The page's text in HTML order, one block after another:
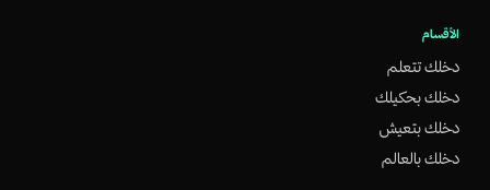
الأقسام
دخلك تتعلم
دخلك بحكيلك
دخلك بتعيش
دخلك بالعالم